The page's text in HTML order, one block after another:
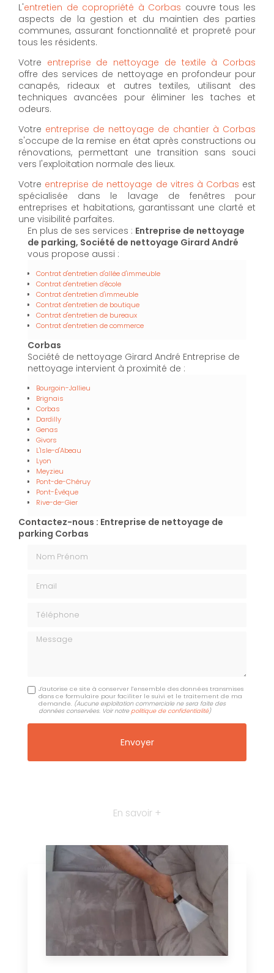
L'entretien de copropriété à Corbas couvre tous les
aspects de la gestion et du maintien des parties
communes, assurant fonctionnalité et propreté pour
tous les résidents.
Votre entreprise de nettoyage de textile à Corbas
offre des services de nettoyage en profondeur pour
canapés, rideaux et autres textiles, utilisant des
techniques avancées pour éliminer les taches et
odeurs.
Votre entreprise de nettoyage de chantier à Corbas
s'occupe de la remise en état après constructions ou
rénovations, permettant une transition sans souci
vers l'exploitation normale des lieux.
Votre entreprise de nettoyage de vitres à Corbas est
spécialisée dans le lavage de fenêtres pour
entreprises et habitations, garantissant une clarté et
une visibilité parfaites.
En plus de ses services : Entreprise de nettoyage
de parking, Société de nettoyage Girard André
vous propose aussi :
Contrat d'entretien d'allée d'immeuble
Contrat d'entretien d'école
Contrat d'entretien d'immeuble
Contrat d'entretien de boutique
Contrat d'entretien de bureaux
Contrat d'entretien de commerce
Corbas
Société de nettoyage Girard André Entreprise de
nettoyage intervient à proximité de :
Bourgoin-Jallieu
Brignais
Corbas
Dardilly
Genas
Givors
L'Isle-d'Abeau
Lyon
Meyzieu
Pont-de-Chéruy
Pont-Évêque
Rive-de-Gier
Contactez-nous : Entreprise de nettoyage de
parking Corbas
Message
J'autorise ce site à conserver l'ensemble des données transmises
dans ce formulaire pour faciliter le suivi et le traitement de ma
demande. (Aucune exploitation commerciale ne sera faite des
données conservées. Voir notre politique de confidentialité)
En savoir +